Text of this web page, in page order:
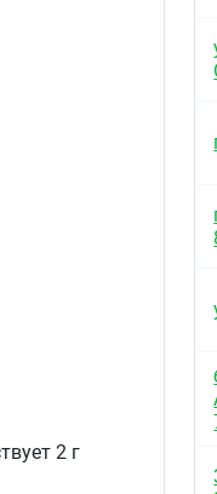
поражения
2 г